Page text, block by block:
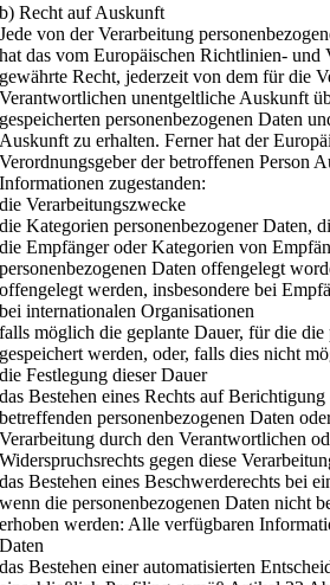
b) Recht auf Auskunft
Jede von der Verarbeitung
hat das vom Europäischen Richtlinien- und
gewährte Recht, jederzeit von dem für die
Verantwortlichen unentgeltliche Auskunft
gespeicherten personenbezogenen Daten
Auskunft zu erhalten. Ferner hat der
Verordnungsgeber der betroffenen Person
Informationen zugestanden:
die Verarbeitungszwecke
die Kategorien personenbezogener Daten,
die Empfänger oder Kategorien von
personenbezogenen Daten offengelegt
offengelegt werden, insbesondere bei
bei internationalen Organisationen
falls möglich die geplante Dauer, für die die
gespeichert werden, oder, falls dies nicht
die Festlegung dieser Dauer
das Bestehen eines Rechts auf
betreffenden personenbezogenen Daten
Verarbeitung durch den Verantwortlichen
Widerspruchsrechts gegen diese
das Bestehen eines Beschwerderechts bei
wenn die personenbezogenen Daten nicht
erhoben werden: Alle verfügbaren
Daten
das Bestehen einer automatisierten